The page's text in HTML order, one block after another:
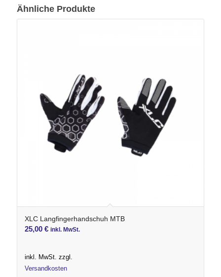
Ähnliche Produkte
XLC Langfingerhandschuh MTB
25,00 € inkl. MwSt.
inkl. MwSt. zzgl.
Versandkosten